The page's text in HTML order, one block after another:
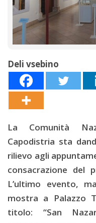
Deli vsebino
La Comunità
Capodistria sta
rilievo agli
consacrazione del
L’ultimo evento,
mostra a Palazzo
titolo: “San